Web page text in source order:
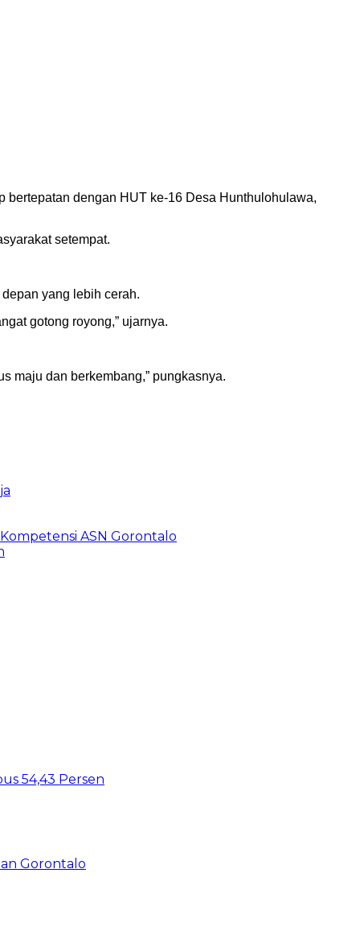
dengan HUT ke-16 Desa Hunthulohulawa,
setempat.
yang lebih cerah.
gotong royong,” ujarnya.
maju dan berkembang,” pungkasnya.
ASN Gorontalo
54,43 Persen
Gorontalo